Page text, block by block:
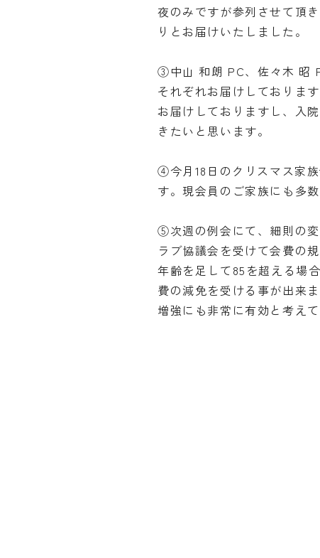
夜のみですが参列させて頂
りとお届けいたしました。
③中山 和朗 PC、佐々木 昭
それぞれお届けしておりま
お届けしておりますし、入
きたいと思います。
④今月18日のクリスマス家
す。現会員のご家族にも多
⑤次週の例会にて、細則の
ラブ協議会を受けて会費の
年齢を足して85を超える場
費の減免を受ける事が出来
増強にも非常に有効と考えて